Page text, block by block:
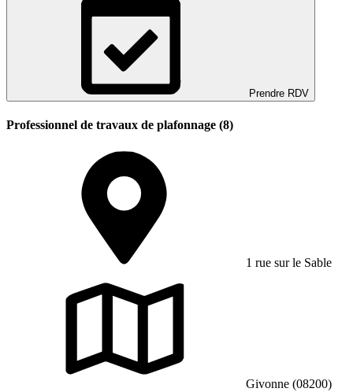
Prendre RDV
Professionnel de travaux de plafonnage (8)
1 rue sur le Sable
Givonne (08200)